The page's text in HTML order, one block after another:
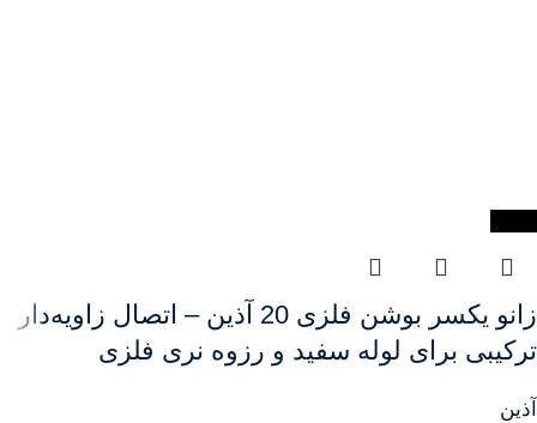
زانو یکسر بوشن فلزی 20 آذین – اتصال زاویه‌دار
ترکیبی برای لوله سفید و رزوه نری فلزی
آذین